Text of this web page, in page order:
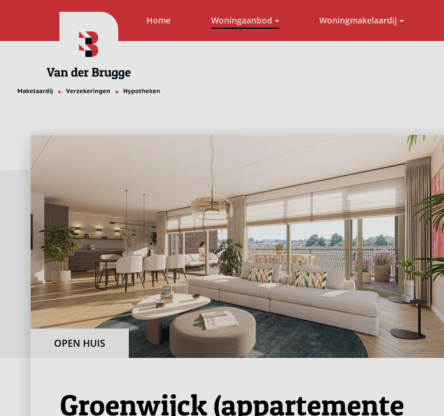
Home Woningaanbod Woningmakelaardij
OPEN HUIS
Groenwijck (appartemente